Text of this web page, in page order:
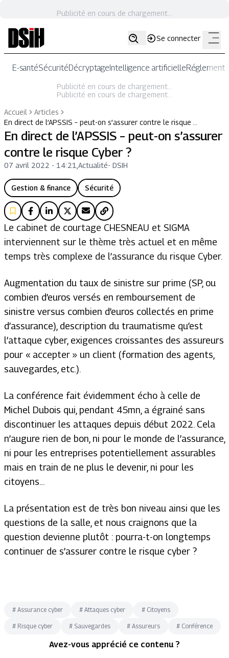
Publicité en cours de chargement...
Se connecter
E-santéSécuritéDécryptageIntelligence artificielle
Publicité en cours de chargement...
Publicité en cours de chargement...
Accueil
Articles
En direct de l’APSSIS – peut-on s’assurer contre le risque …
En direct de l’APSSIS – peut-on s’assurer
contre le risque Cyber ?
07 avril 2022 - 14:21 Actualité- DSIH
Gestion & finance Sécurité
Le cabinet de courtage CHESNEAU et SIGMA
interviennent sur le thème très actuel et en même
temps très complexe de l’assurance du risque Cyber.
Augmentation du taux de sinistre sur prime (SP, ou
combien d’euros versés en remboursement de
sinistre versus combien d’euros collectés en prime
d’assurance), description du traumatisme qu’est
l’attaque cyber, exigences croissantes des assureurs
pour « accepter » un client (formation des agents,
sauvegardes, etc.).
La conférence fait évidemment écho à celle de
Michel Dubois qui, pendant 45mn, a égrainé sans
discontinuer les attaques depuis début 2022. Cela
n’augure rien de bon, ni pour le monde de l’assurance,
ni pour les entreprises potentiellement assurables
mais en train de ne plus le devenir, ni pour les
citoyens…
La présentation est de très bon niveau ainsi que les
questions de la salle, et nous craignons que la
question devienne plutôt : pourra-t-on longtemps
continuer de s’assurer contre le risque cyber ?
# Assurance cyber # Attaques cyber # Citoyens
# Risque cyber # Sauvegardes # Assureurs # Conférence
Avez-vous apprécié ce contenu ?